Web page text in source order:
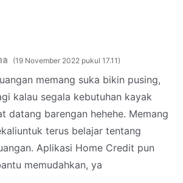
19 November 2022 pukul 17.11
memang suka bikin pusing,
kalau segala kebutuhan kayak
datang barengan hehehe. Memang
terus belajar tentang
Aplikasi Home Credit pun
memudahkan, ya